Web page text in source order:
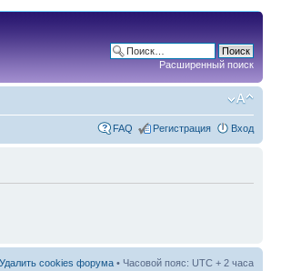
Расширенный поиск
FAQ Регистрация Вход
Удалить cookies форума • Часовой пояс: UTC + 2 часа